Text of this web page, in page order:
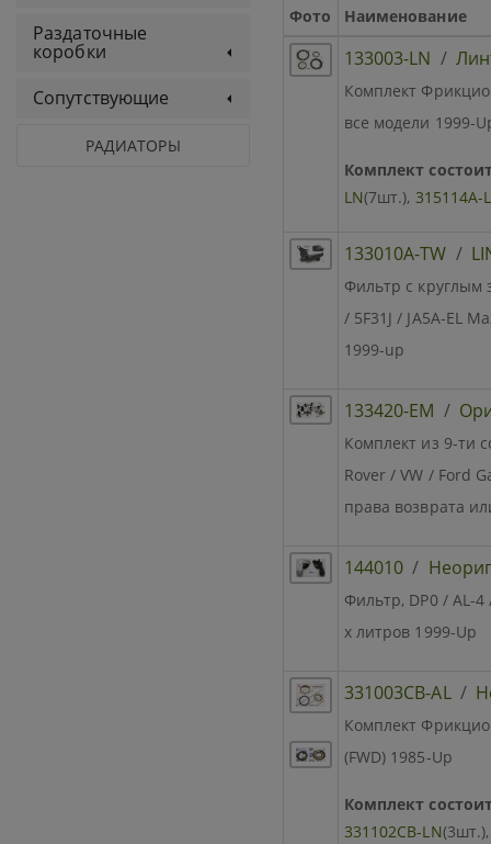
Раздаточные
коробки
Сопутствующие
РАДИАТОРЫ
Фото Наименование
133003-LN /
Комплект
все модели 1999-
Комплект
LN(7шт.), 315114A-
133010A-TW /
Фильтр с круглым
/ 5F31J / JA5A-EL
1999-up
133420-EM /
Комплект из 9-ти
Rover / VW / Ford
права возврата
144010 /
Фильтр, DP0 / AL-
х литров 1999-Up
331003CB-AL /
Комплект
(FWD) 1985-Up
Комплект
331102CB-LN